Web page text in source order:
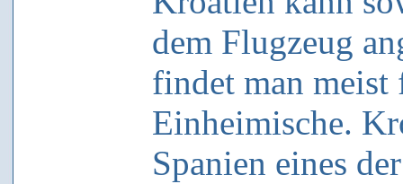
dem Flugzeug
findet man meist
Einheimische.
Spanien eines